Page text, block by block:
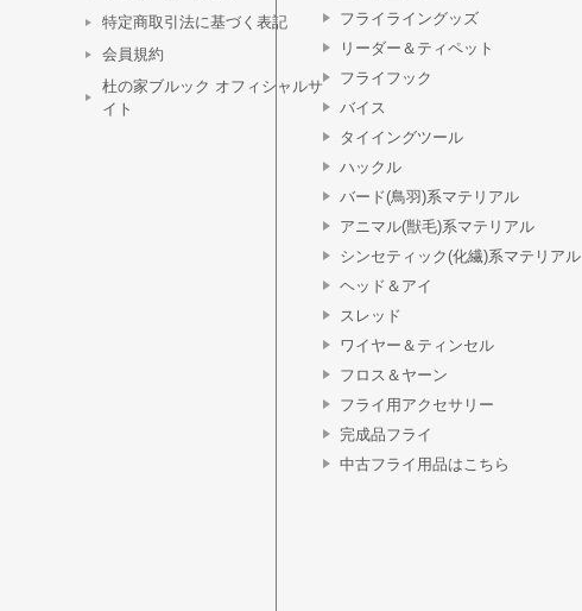
特定商取引法に基づく表記
会員規約
杜の家ブルック オフィシャルサ
イト
フライライングッズ
リーダー＆ティペット
フライフック
バイス
タイイングツール
ハックル
バード(鳥羽)系マテリアル
アニマル(獣毛)系マテリアル
シンセティック(化繊)系マテリアル
ヘッド＆アイ
スレッド
ワイヤー＆ティンセル
フロス＆ヤーン
フライ用アクセサリー
完成品フライ
中古フライ用品はこちら